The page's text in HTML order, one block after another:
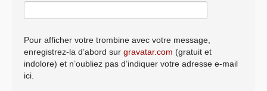
Pour afficher votre trombine avec votre message,
enregistrez-la d’abord sur gravatar.com (gratuit et
indolore) et n’oubliez pas d’indiquer votre adresse e-mail
ici.